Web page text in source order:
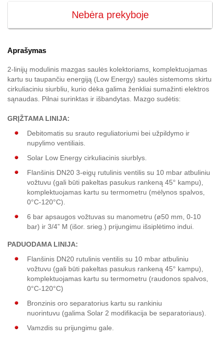
Nebėra prekyboje
Aprašymas
2-linijų modulinis mazgas saulės kolektoriams, komplektuojamas
kartu su taupančiu energiją (Low Energy) saulės sistemoms skirtu
cirkuliaciniu siurbliu, kurio dėka galima ženkliai sumažinti elektros
sąnaudas. Pilnai surinktas ir išbandytas. Mazgo sudėtis:
GRĮŽTAMA LINIJA:
Debitomatis su srauto reguliatoriumi bei užpildymo ir
nupylimo ventiliais.
Solar Low Energy cirkuliacinis siurblys.
Flanšinis DN20 3-eigų rutulinis ventilis su 10 mbar atbuliniu
vožtuvu (gali būti pakeltas pasukus rankeną 45° kampu),
komplektuojamas kartu su termometru (mėlynos spalvos,
0°C-120°C).
6 bar apsaugos vožtuvas su manometru (ø50 mm, 0-10
bar) ir 3/4” M (išor. srieg.) prijungimu išsiplėtimo indui.
PADUODAMA LINIJA:
Flanšinis DN20 rutulinis ventilis su 10 mbar atbuliniu
vožtuvu (gali būti pakeltas pasukus rankeną 45° kampu),
komplektuojamas kartu su termometru (raudonos spalvos,
0°C-120°C)
Bronzinis oro separatorius kartu su rankiniu
nuorintuvu (galima Solar 2 modifikacija be separatoriaus).
Vamzdis su prijungimu gale.